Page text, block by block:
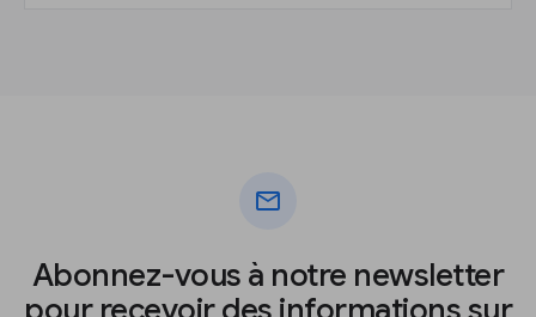
mail
Abonnez-vous à notre newsletter